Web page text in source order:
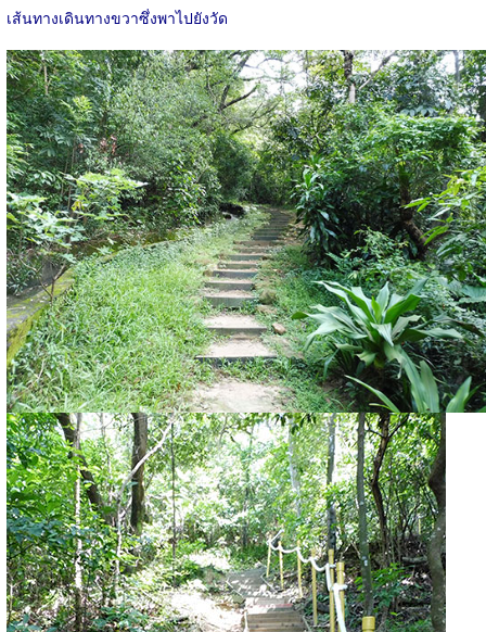
เส้นทางเดินทางขวาซึ่งพาไปยังวัด